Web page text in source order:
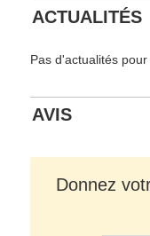
ACTUALITÉS
Pas d'actualités
AVIS
Donnez